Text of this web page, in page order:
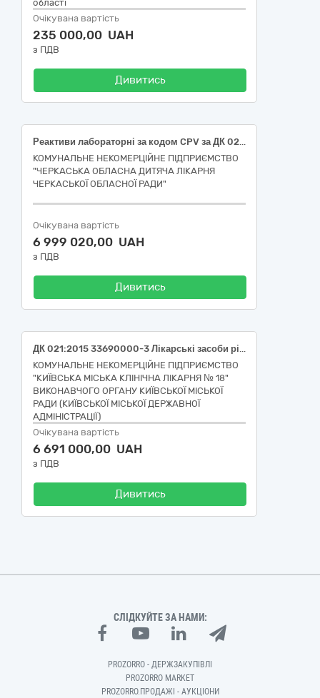
області
Очікувана вартість
235 000,00 UAH
з ПДВ
Дивитись
Реактиви лабораторні за кодом CPV за ДК 021:2015 – 33690000-3 Лікарські засоби різні
КОМУНАЛЬНЕ НЕКОМЕРЦІЙНЕ ПІДПРИЄМСТВО
"ЧЕРКАСЬКА ОБЛАСНА ДИТЯЧА ЛІКАРНЯ
ЧЕРКАСЬКОЇ ОБЛАСНОЇ РАДИ"
Очікувана вартість
6 999 020,00 UAH
з ПДВ
Дивитись
ДК 021:2015 33690000-3 Лікарські засоби різні (Лабораторні реактиви)
КОМУНАЛЬНЕ НЕКОМЕРЦІЙНЕ ПІДПРИЄМСТВО
"КИЇВСЬКА МІСЬКА КЛІНІЧНА ЛІКАРНЯ № 18"
ВИКОНАВЧОГО ОРГАНУ КИЇВСЬКОЇ МІСЬКОЇ
РАДИ (КИЇВСЬКОЇ МІСЬКОЇ ДЕРЖАВНОЇ
АДМІНІСТРАЦІЇ)
Очікувана вартість
6 691 000,00 UAH
з ПДВ
Дивитись
СЛІДКУЙТЕ ЗА НАМИ:
PROZORRO - ДЕРЖЗАКУПІВЛІ
PROZORRO MARKET
PROZORRO.ПРОДАЖІ - АУКЦІОНИ